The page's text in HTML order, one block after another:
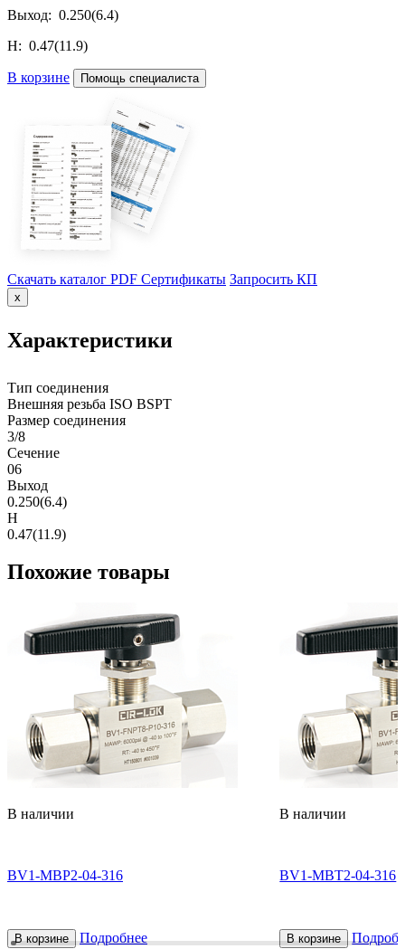
Выход: 0.250(6.4)
H: 0.47(11.9)
В корзине Помощь специалиста
Скачать каталог PDF Сертификаты Запросить КП
x
Характеристики
Тип соединения
Внешняя резьба ISO BSPT
Размер соединения
3/8
Сечение
06
Выход
0.250(6.4)
H
0.47(11.9)
Похожие товары
В наличии
BV1-MBP2-04-316
В корзине Подробнее
В наличии
BV1-MBT2-04-316
В корзине